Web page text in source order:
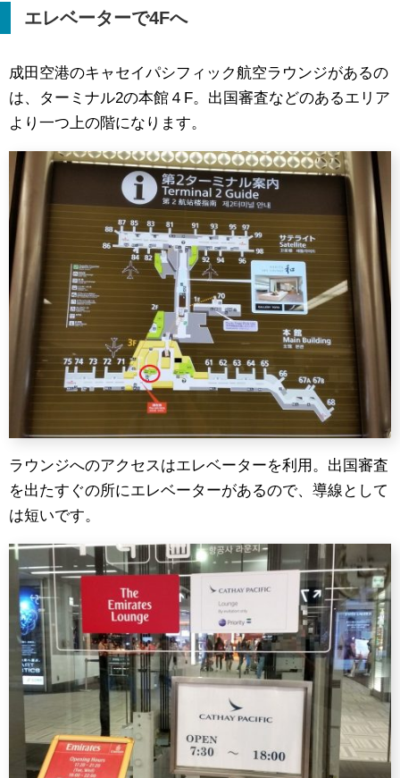
エレベーターで4Fへ
成田空港のキャセイパシフィック航空ラウンジがあるの
は、ターミナル2の本館４F。出国審査などのあるエリア
より一つ上の階になります。
ラウンジへのアクセスはエレベーターを利用。出国審査
を出たすぐの所にエレベーターがあるので、導線として
は短いです。